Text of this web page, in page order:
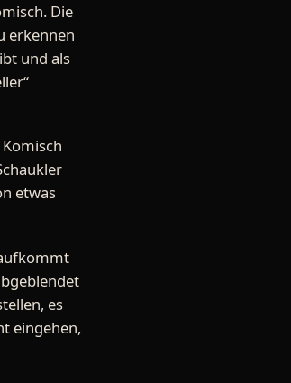
Die
erkennen
und als
etwas
es
eingehen,